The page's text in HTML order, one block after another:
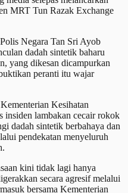
MRT Tun Razak Exchange
Negara Tan Sri Ayob
dadah sintetik baharu
yang dikesan dicampurkan
peranti itu wajar
Kesihatan
lambakan cecair rokok
dadah sintetik berbahaya dan
pendekatan menyeluruh
kini tidak lagi hanya
secara agresif melalui
bersama Kementerian